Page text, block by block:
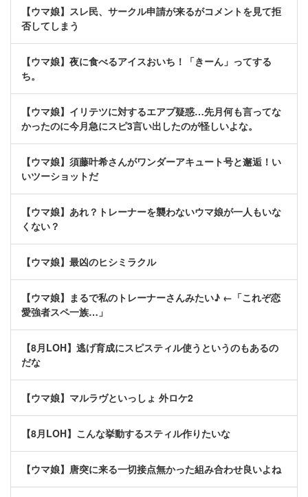
【ウマ娘】スレ民、サークル申請が来るがコメントを見て拒
否してしまう
【ウマ娘】夜に食べるアイスおいち！「きーん」ってする
ち。
【ウマ娘】イリテツに対するエアプ疑惑…先月何も言ってな
かったのに今月急にスピ3言い出したのが怪しいよな。
【ウマ娘】須藤叶希さんがワンダーアキュート号と邂逅！い
いツーショットだ
【ウマ娘】あれ？トレーナーを襲わないウマ娘が一人もいな
くない？
【ウマ娘】最凶のヒシミラクル
【ウマ娘】まるで私のトレーナーさんみたい♪ ←「これぞ恋
愛強者スペ一族…」
【8月LOH】逃げ育成にスピスティル使うというのもあるの
だな
【ウマ娘】マルラヴといっしょ 外ロケ2
【8月LOH】こんな挙動するスティル作りたいな
【ウマ娘】唐突に来る一切接点無かった組み合わせ良いよね